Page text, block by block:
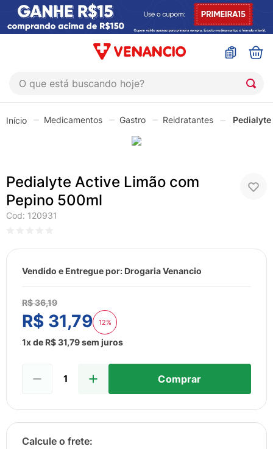
O que está buscando hoje?
Medicamentos Gastro Reidratantes
Pedialyte Active Limão com
Pepino 500ml
Cod: 120931
Vendido e Entregue por: Drogaria Venancio
R$36,19
R$ 31,79 12%
1x de R$31,79sem juros
Comprar
1º
sinustrat
4º
sabonete liquido
8º
fralda
10º desodorante